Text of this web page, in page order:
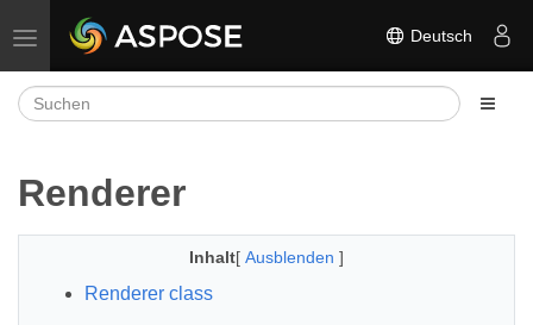
Navigation umschalten Deutsch
Renderer
Inhalt[ Ausblenden ]
Renderer class